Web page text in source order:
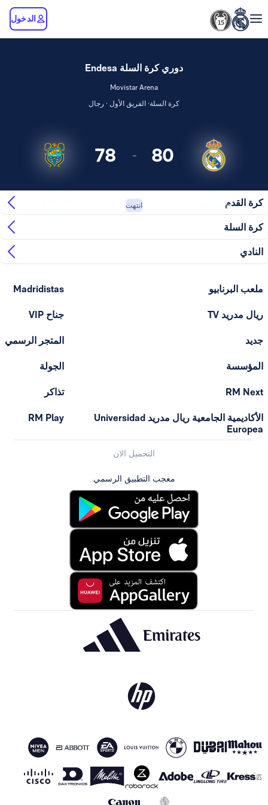
الدخول
دوري كرة السلة Endesa
Movistar Arena
كرة السلة· الفريق الأول · رجال
80
-
78
Real Madrid انتهت كرة القدم
كرة السلة
النادي
ملعب البرنابيو
ريال مدريد TV
جديد
المؤسسة
RM Next
الأكاديمية الجامعية ريال مدريد Universidad
Europea
Madridistas
جناح VIP
المتجر الرسمي
الجولة
تذاكر
RM Play
التحميل الان
معجب التطبيق الرسمي